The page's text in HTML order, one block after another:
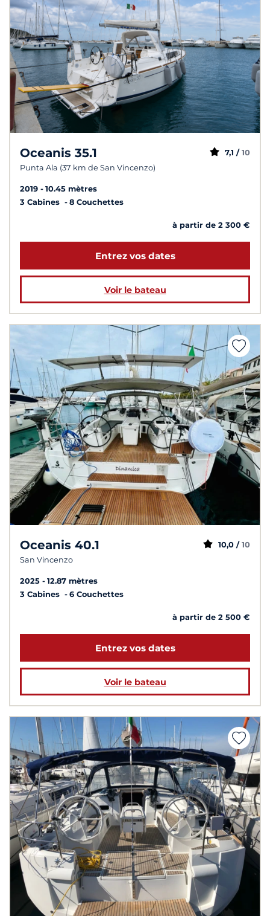
Oceanis 35.1
Punta Ala (37 km de San Vincenzo)
7,1 / 10
2019
10.45 mètres
3 Cabines
8 Couchettes
à partir de 2 300 €
Entrez vos dates
Voir le bateau
Oceanis 40.1
San Vincenzo
10,0 / 10
2025
12.87 mètres
3 Cabines
6 Couchettes
à partir de 2 500 €
Entrez vos dates
Voir le bateau